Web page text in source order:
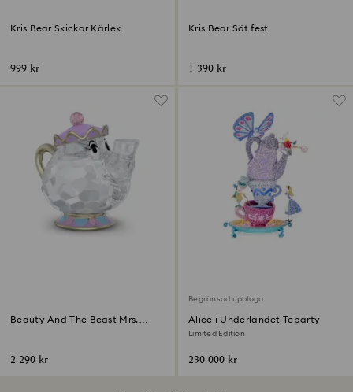
Kris Bear Skickar Kärlek
999 kr
Kris Bear Söt fest
1 390 kr
Beauty And The Beast Mrs.
2 290 kr
Begränsad upplaga
Alice i Underlandet Teparty
Limited Edition
230 000 kr